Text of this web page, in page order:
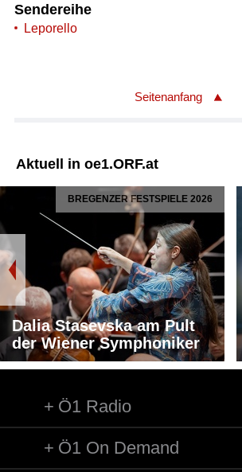
Sendereihe
Leporello
Seitenanfang
Aktuell in oe1.ORF.at
BREGENZER FESTSPIELE 2026
Dalia Stasevska am Pult
der Wiener Symphoniker
Ö1 Radio
Ö1 On Demand